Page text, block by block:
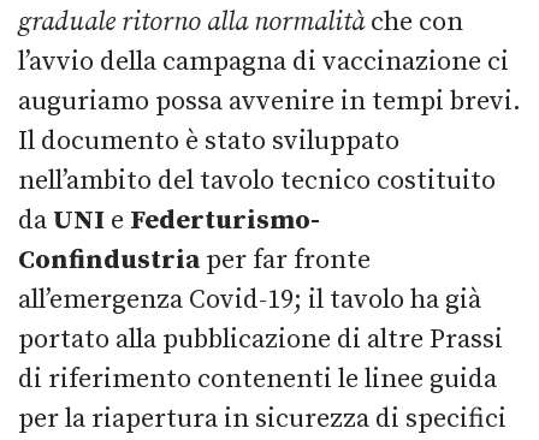
graduale ritorno alla normalitàche con
l’avvio della campagna di vaccinazione ci
auguriamo possa avvenire in tempi brevi.
Il documento è stato sviluppato
nell’ambito del tavolo tecnico costituito
da UNI e Federturismo-
Confindustriaper far fronte
all’emergenza Covid-19; il tavolo ha già
portato alla pubblicazione di altre Prassi
di riferimento contenenti le linee guida
per la riapertura in sicurezza di specifici